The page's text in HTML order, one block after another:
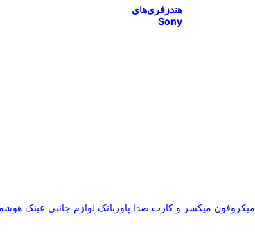
هندزفری‌های
Sony
میکروفون میکسر و کارت صدا پاوربانک لوازم جانبی عینک